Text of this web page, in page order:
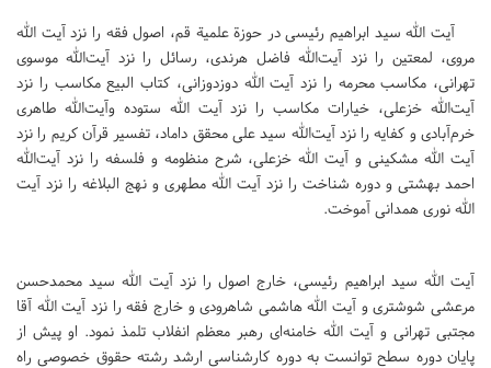
آیت الله سید ابراهیم رئیسی در حوزة علمیة قم، اصول فقه را نزد آیت الله
مروی، لمعتین را نزد آیت‌الله فاضل هرندی، رسائل را نزد آیت‌الله موسوی
تهرانی، مکاسب محرمه را نزد آیت الله دوزدوزانی، کتاب البیع مکاسب را نزد
آیت‌الله خزعلی، خیارات مکاسب را نزد آیت الله ستوده وآیت‌الله طاهری
خرم‌آبادی و کفایه را نزد آیت‌الله سید علی محقق داماد، تفسیر قرآن کریم را نزد
آیت الله مشکینی و آیت الله خزعلی، شرح منظومه و فلسفه را نزد آیت‌الله
احمد بهشتی و دوره شناخت را نزد آیت الله مطهری و نهج البلاغه را نزد آیت
الله نوری همدانی آموخت.
آیت الله سید ابراهیم رئیسی، خارج اصول را نزد آیت ‌الله سید محمدحسن
مرعشی شوشتری و آیت‌ الله هاشمی شاهرودی و خارج فقه را نزد آیت ‌الله آقا
مجتبی تهرانی و آیت الله خامنه‌ای رهبر معظم انفلاب تلمذ نمود. او پیش از
پایان دوره سطح توانست به دوره کارشناسی ارشد رشته حقوق خصوصی راه